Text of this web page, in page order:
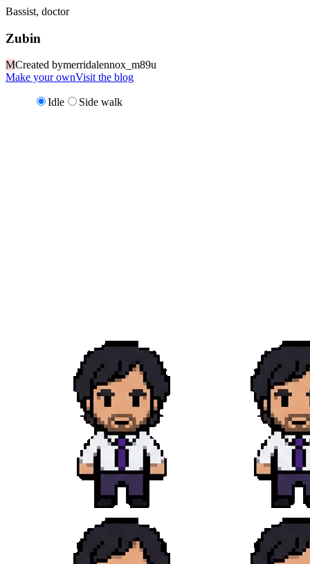
Bassist, doctor
Zubin
MCreated bymerridalennox_m89u
Make your ownVisit the blog
Idle Side walk